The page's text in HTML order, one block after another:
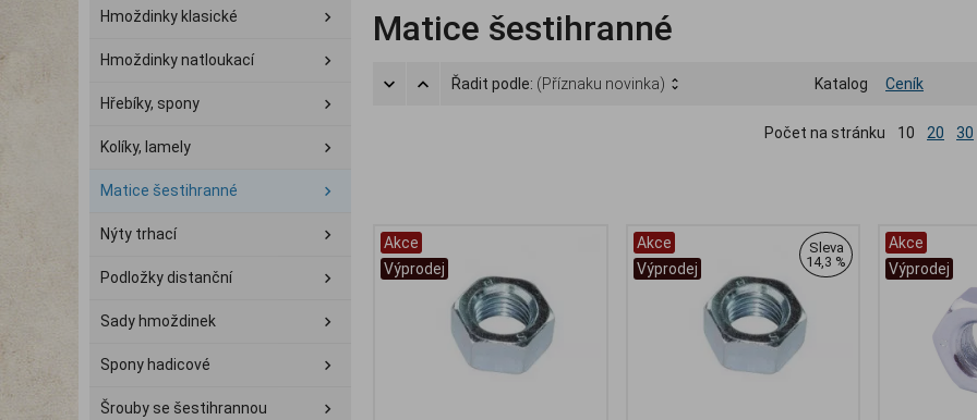
Hmoždinky klasické
Hmoždinky natloukací
Hřebíky, spony
Kolíky, lamely
Matice šestihranné
Nýty trhací
Podložky distanční
Sady hmoždinek
Spony hadicové
Šrouby se šestihrannou
Matice šestihranné
Řadit podle: (Příznaku novinka) Katalog Ceník
Počet na stránku 10 20 30
Akce
Výprodej
Akce
Výprodej
Sleva
14,3 %
Akce
Výprodej